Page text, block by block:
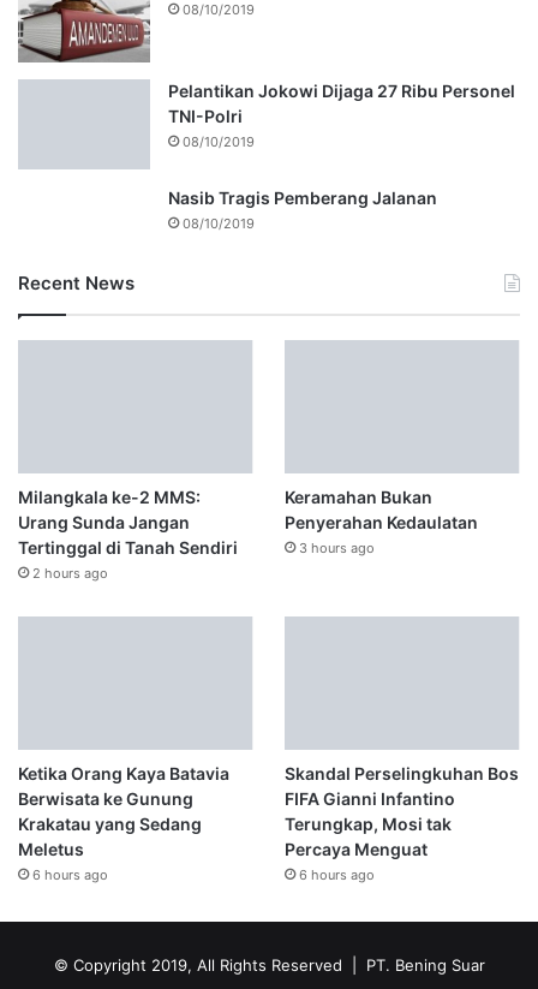
08/10/2019
Pelantikan Jokowi Dijaga 27 Ribu Personel
TNI-Polri
08/10/2019
Nasib Tragis Pemberang Jalanan
08/10/2019
Recent News
Milangkala ke-2 MMS:
Urang Sunda Jangan
Tertinggal di Tanah Sendiri
2 hours ago
Keramahan Bukan
Penyerahan Kedaulatan
3 hours ago
Ketika Orang Kaya Batavia
Berwisata ke Gunung
Krakatau yang Sedang
Meletus
6 hours ago
Skandal Perselingkuhan Bos
FIFA Gianni Infantino
Terungkap, Mosi tak
Percaya Menguat
6 hours ago
© Copyright 2019, All Rights Reserved | PT. Bening Suar